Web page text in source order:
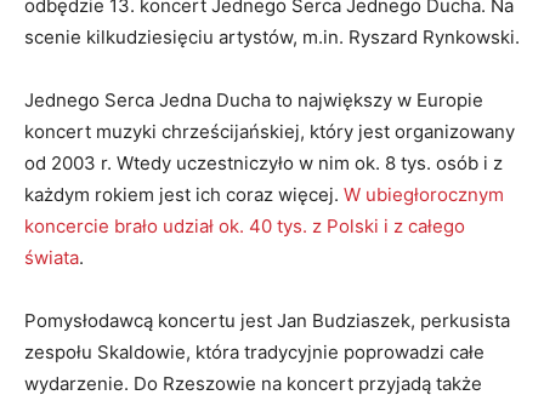
odbędzie 13. koncert Jednego Serca Jednego Ducha. Na
scenie kilkudziesięciu artystów, m.in. Ryszard Rynkowski.
Jednego Serca Jedna Ducha to największy w Europie
koncert muzyki chrześcijańskiej, który jest organizowany
od 2003 r. Wtedy uczestniczyło w nim ok. 8 tys. osób i z
każdym rokiem jest ich coraz więcej. W ubiegłorocznym
koncercie brało udział ok. 40 tys. z Polski i z całego
świata.
Pomysłodawcą koncertu jest Jan Budziaszek, perkusista
zespołu Skaldowie, która tradycyjnie poprowadzi całe
wydarzenie. Do Rzeszowie na koncert przyjadą także